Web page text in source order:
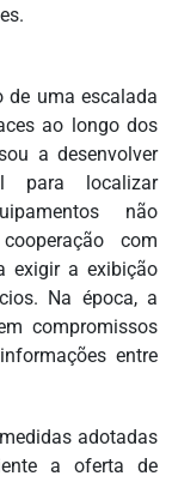
de uma escalada
ao longo dos
a desenvolver
para localizar
não
com
exigir a exibição
Na época, a
compromissos
entre
adotadas
a oferta de